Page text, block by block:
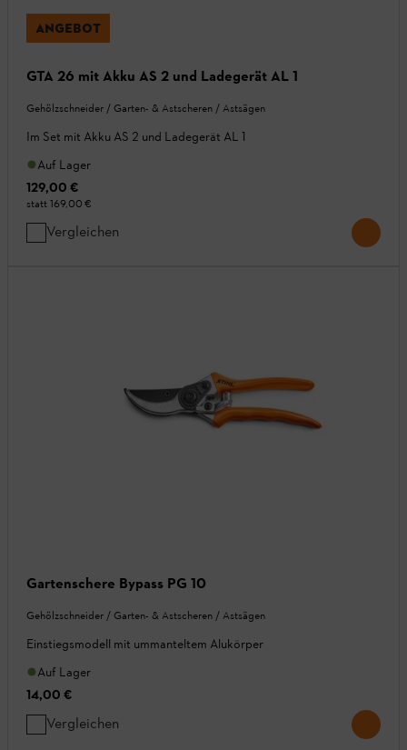
ANGEBOT
GTA 26 mit Akku AS 2 und Ladegerät AL 1
Gehölzschneider / Garten- & Astscheren / Astsägen
Im Set mit Akku AS 2 und Ladegerät AL 1
Auf Lager
129,00 €
statt 169,00 €
Vergleichen
Gartenschere Bypass PG 10
Gehölzschneider / Garten- & Astscheren / Astsägen
Einstiegsmodell mit ummanteltem Alukörper
Auf Lager
14,00 €
Vergleichen